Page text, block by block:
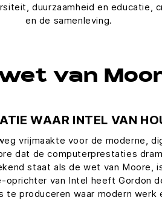
duurzaamheid en educatie,
en de samenleving.
van
WAAR INTEL VAN
vrijmaakte voor de moderne,
dat de computerprestaties
staat als de wet van Moore,
oprichter van Intel heeft Gordon
produceren waar modern werk